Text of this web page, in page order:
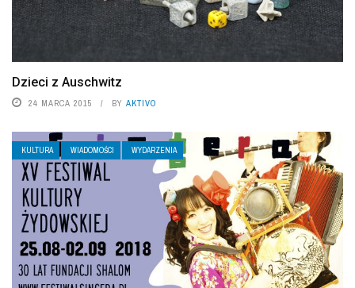
Dzieci z Auschwitz
24 MARCA 2015 BY AKTIVO
KULTURA WIADOMOŚCI WYDARZENIA